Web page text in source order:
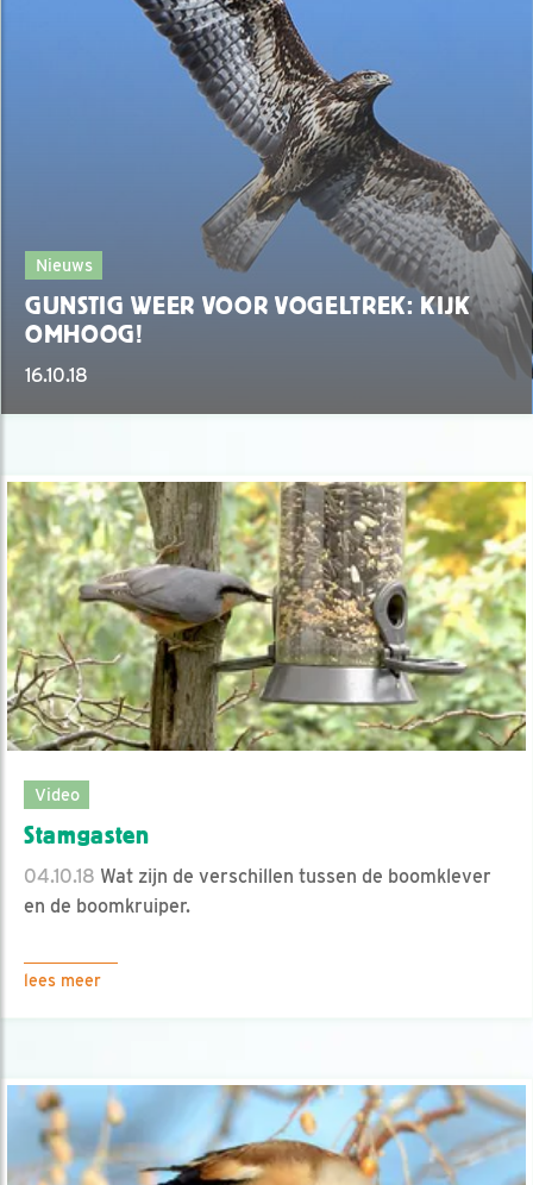
Nieuws
GUNSTIG WEER VOOR VOGELTREK: KIJK
OMHOOG!
16.10.18
Video
Stamgasten
04.10.18 Wat zijn de verschillen tussen de boomklever
en de boomkruiper.
lees meer